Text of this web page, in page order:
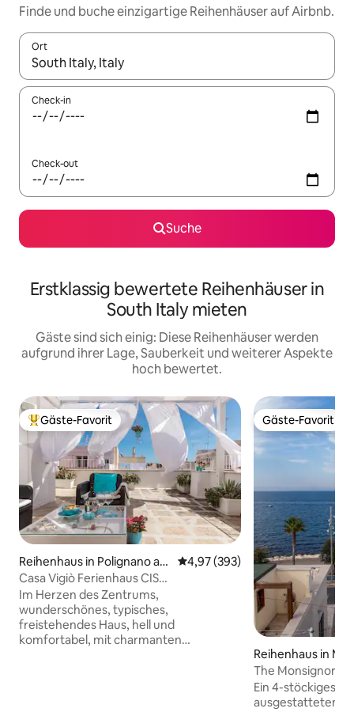
Finde und buche einzigartige Reihenhäuser auf Airbnb.
Ort
Wenn Ergebnisse verfügbar sind, navigiere mit den
Check-in
Check-out
Suche
Erstklassig bewertete Reihenhäuser in
South Italy mieten
Gäste sind sich einig: Diese Reihenhäuser werden
aufgrund ihrer Lage, Sauberkeit und weiterer Aspekte
hoch bewertet.
Beliebter Gäste-Favorit.
Gäste-Favorit
Reihenhaus in Polignano a
Mare
Durchschnittliche Bewertung:
4,97 (393)
Casa Vigiò Ferienhaus CIS
BA07203591000012229
Im Herzen des Zentrums,
wunderschönes, typisches,
freistehendes Haus, hell und
komfortabel, mit charmanten
Gäste-Favorit
Gäste-Favorit
Reihenhaus in
The Monsignor's
Dachterrasse
Ein 4-stöckiges
ausgestatteten